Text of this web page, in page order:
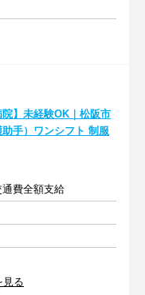
院】未経験OK｜松阪市
手）ワンシフト 制服
費全額支給
見る